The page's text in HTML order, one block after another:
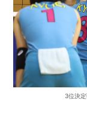
3位決